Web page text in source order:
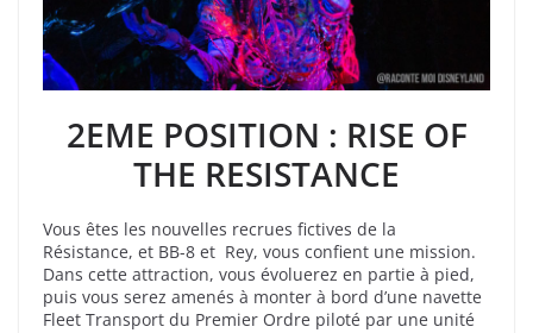
2EME POSITION : RISE OF
THE RESISTANCE
Vous êtes les nouvelles recrues fictives de la
Résistance, et BB-8 et Rey, vous confient une mission.
Dans cette attraction, vous évoluerez en partie à pied,
puis vous serez amenés à monter à bord d’une navette
Fleet Transport du Premier Ordre piloté par une unité